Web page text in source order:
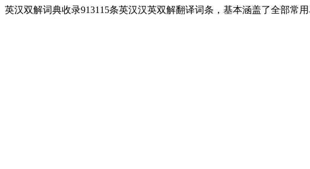
英汉双解词典收录913115条英汉汉英双解翻译词条，基本涵盖了全部常